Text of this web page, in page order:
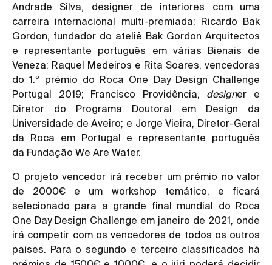
Andrade Silva, designer de interiores com uma
carreira internacional multi-premiada; Ricardo Bak
Gordon, fundador do ateliê Bak Gordon Arquitectos
e representante português em várias Bienais de
Veneza; Raquel Medeiros e Rita Soares, vencedoras
do 1.º prémio do Roca One Day Design Challenge
Portugal 2019; Francisco Providência, designer e
Diretor do Programa Doutoral em Design da
Universidade de Aveiro; e Jorge Vieira, Diretor-Geral
da Roca em Portugal e representante português
da Fundação We Are Water.
O projeto vencedor irá receber um prémio no valor
de 2000€ e um workshop temático, e ficará
selecionado para a grande final mundial do Roca
One Day Design Challenge em janeiro de 2021, onde
irá competir com os vencedores de todos os outros
países. Para o segundo e terceiro classificados há